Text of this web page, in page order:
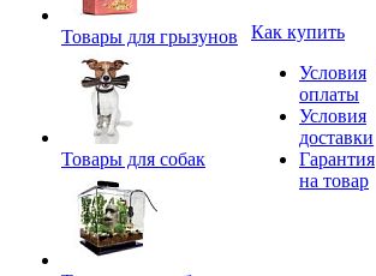
Товары для грызунов
Товары для собак
Как купить
Условия
оплаты
Условия
доставки
Гарантия
на товар